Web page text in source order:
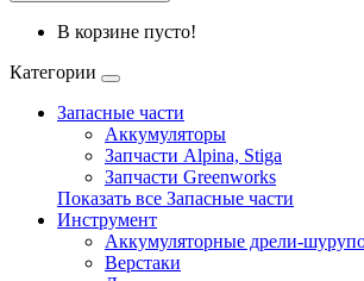
В корзине пусто!
Категории
Запасные части
Аккумуляторы
Запчасти Alpina, Stiga
Запчасти Greenworks
Показать все Запасные части
Инструмент
Аккумуляторные дрели-
Верстаки